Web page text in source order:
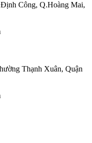
Công, Q.Hoàng Mai,
Thạnh Xuân, Quận